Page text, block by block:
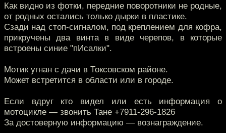
Как видно из фотки, передние поворотники не родные,
от родных остались только дырки в пластике.
Сзади над стоп-сигналом, под креплением для кофра,
прикручены два винта в виде черепов, в которые
встроены синие "пИсалки".
Мотик угнан с дачи в Токсовском районе.
Может встретится в области или в городе.
Если вдруг кто видел или есть информация о
мотоцикле — звонить Тане +7911-296-1826
За достоверную информацию — вознаграждение.